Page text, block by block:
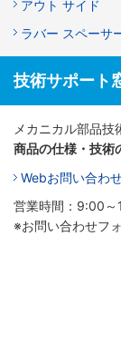
アウト サイド
ラバー スペーサ
技術サポート
メカニカル部品技
商品の仕様・技術
Webお問い合わ
営業時間：9:00～
※お問い合わせフ